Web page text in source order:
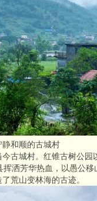
和顺的古城村
古城村。红锥古树公园
洒芳华热血，以愚公
荒山变林海的古迹。